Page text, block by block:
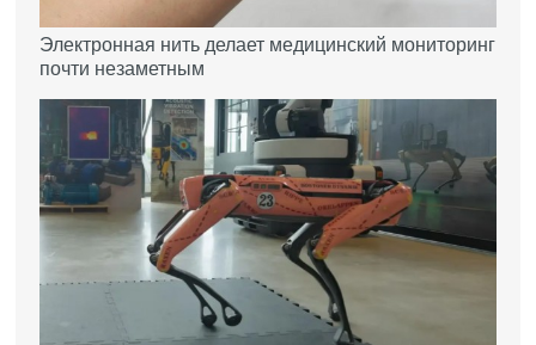
Электронная нить делает медицинский мониторинг
почти незаметным